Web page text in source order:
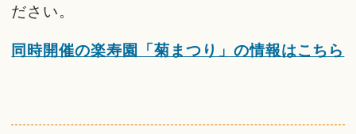
ださい。
同時開催の楽寿園「菊まつり」の情報はこちら